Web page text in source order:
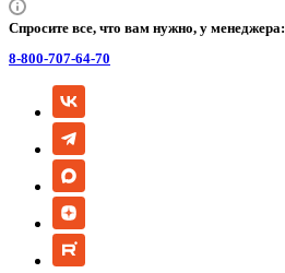
Спросите все, что вам нужно, у менеджера:
8-800-707-64-70